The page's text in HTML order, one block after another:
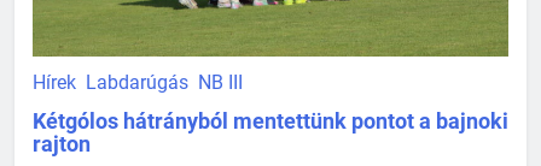
Hírek Labdarúgás NB III
Kétgólos hátrányból mentettünk pontot a bajnoki
rajton